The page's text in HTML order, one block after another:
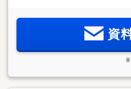
資